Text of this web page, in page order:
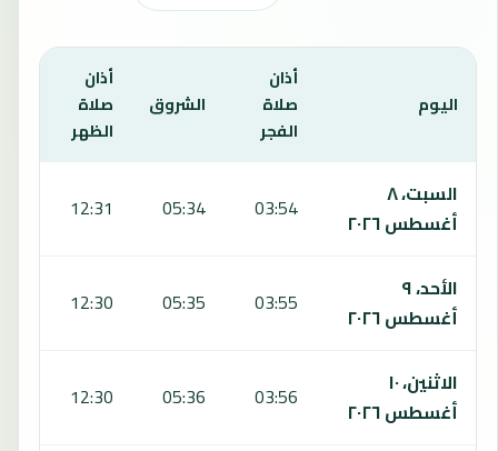
اليوم
أذان
صلاة
الفجر
الشروق
أذان
صلاة
الظهر
السبت، ٨
أغسطس ٢٠٢٦
03:54
05:34
12:31
الأحد، ٩
أغسطس ٢٠٢٦
03:55
05:35
12:30
الاثنين، ١٠
أغسطس ٢٠٢٦
03:56
05:36
12:30